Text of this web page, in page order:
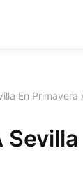
En Primavera